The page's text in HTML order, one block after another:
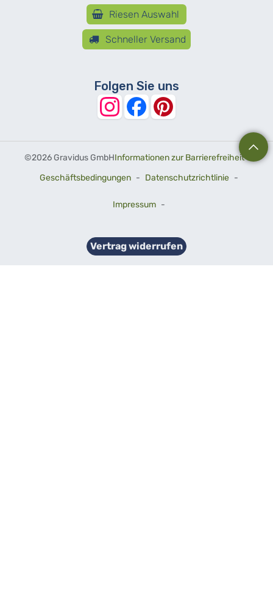
Riesen Auswahl
Schneller Versand
Folgen Sie uns
©2026 Gravidus GmbHInformationen zur Barrierefreiheit-
Geschäftsbedingungen - Datenschutzrichtlinie -
Impressum -
Vertrag widerrufen